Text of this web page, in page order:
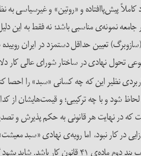
پیش‌پاافتاده و «روتین» و غیرسیاسی
جامعه نمونه‌ی مناسبی باشد؛ نه فقط به
تعیین حداقل دستمزد در ایران
از این منظر، معرفی «سبد معیشت» در انتهای سال ۱۳۹۵ بر وقوع
نظیر این ‌که چه کسانی «سبد» را احصا
شود و با چه ترکیبی؛ و قیمت‌هایشان از
که در نهایت هر قانونی به حکم پذیرش و
در کار نبود، اما رویه‌ی نهادی «سبد
سرزَد. نیروی اجتماعی صاحب‌صدا و قَدَری وجود